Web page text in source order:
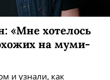
«Мне хотелось
на муми-